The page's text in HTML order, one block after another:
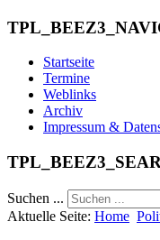
Startseite
Termine
Weblinks
Archiv
Impressum &
Suchen ...
Aktuelle Seite: Home